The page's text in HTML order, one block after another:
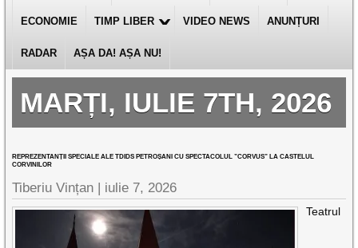
ECONOMIE TIMP LIBER VIDEO NEWS ANUNȚURI
RADAR AȘA DA! AȘA NU!
MARȚI, IULIE 7TH, 2026
REPREZENTANȚII SPECIALE ALE TDIDS PETROȘANI CU SPECTACOLUL ”CORVUS” LA CASTELUL
CORVINILOR
Tiberiu Vințan | iulie 7, 2026
Teatrul